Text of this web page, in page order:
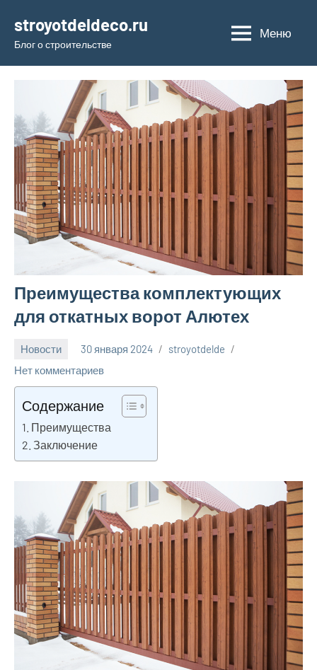
содержимому
stroyotdeldeco.ru
Блог о строительстве
Меню
Преимущества комплектующих
для откатных ворот Алютех
Новости 30 января 2024
stroyotdelde
Нет комментариев
Содержание
Преимущества
Заключение